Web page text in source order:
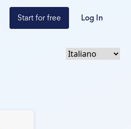
Start for free Log In